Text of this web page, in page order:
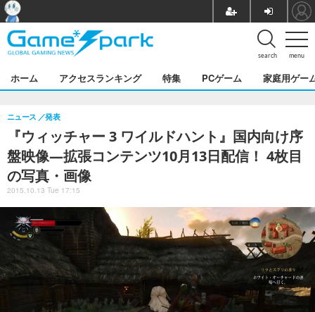
menu
search
ホーム アクセスランキング 特集 PCゲーム 家庭用ゲー
『ウィッチャー 3 ワイルドハント』国内向け序
盤映像―拡張コンテンツ10月13日配信！ 4枚目
の写真・画像
ニュース 発表
2015.10.13 Tue 17:15